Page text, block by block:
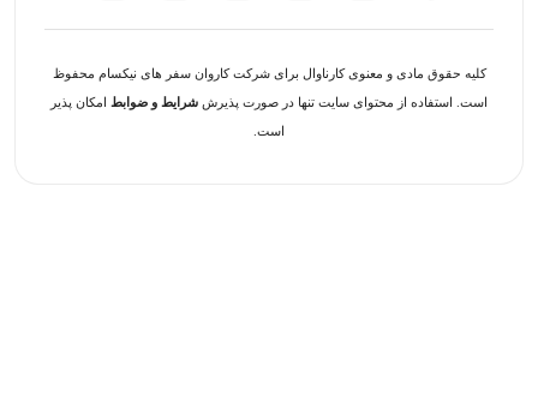
کلیه حقوق مادی و معنوی کارناوال برای شرکت کاروان سفر های نیکسام محفوظ
است. استفاده از محتوای سایت تنها در صورت پذیرش شرایط و ضوابط امکان پذیر
است.